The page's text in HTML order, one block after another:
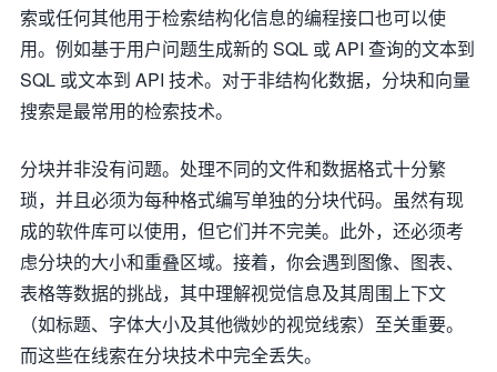
索或任何其他用于检索结构化信息的编程接口也可以使
用。例如基于用户问题生成新的 SQL 或 API 查询的文本到
SQL 或文本到 API 技术。对于非结构化数据，分块和向量
搜索是最常用的检索技术。
分块并非没有问题。处理不同的文件和数据格式十分繁
琐，并且必须为每种格式编写单独的分块代码。虽然有现
成的软件库可以使用，但它们并不完美。此外，还必须考
虑分块的大小和重叠区域。接着，你会遇到图像、图表、
表格等数据的挑战，其中理解视觉信息及其周围上下文
（如标题、字体大小及其他微妙的视觉线索）至关重要。
而这些在线索在分块技术中完全丢失。